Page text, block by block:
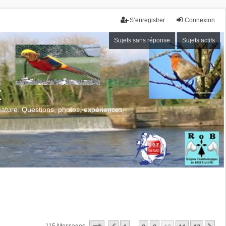
Connexion
S’enregistrer
Sujets sans réponse Sujets actifs
Questions, photos, expériences.